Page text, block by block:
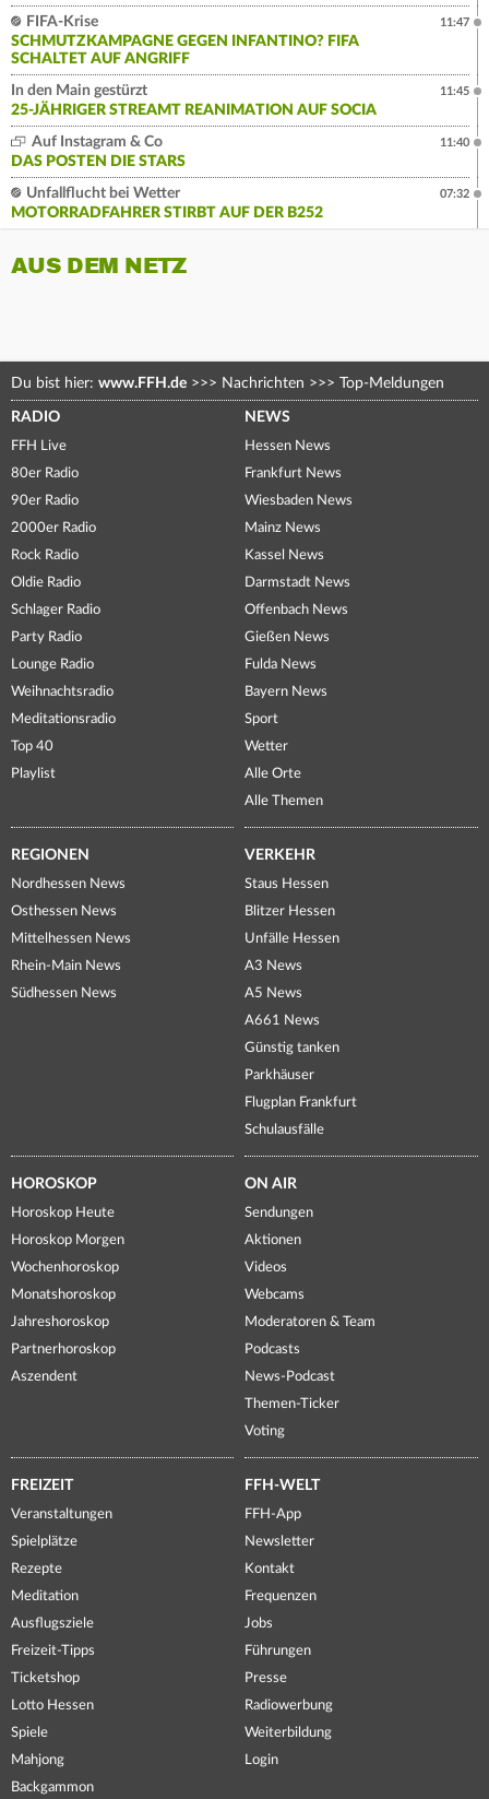
FIFA-Krise
SCHMUTZKAMPAGNE GEGEN INFANTINO? FIFA
SCHALTET AUF ANGRIFF
11:47
In den Main gestürzt
25-JÄHRIGER STREAMT REANIMATION AUF SOCIA
11:45
Auf Instagram & Co
DAS POSTEN DIE STARS
11:40
Unfallflucht bei Wetter
MOTORRADFAHRER STIRBT AUF DER B252
07:32
AUS DEM NETZ
Du bist hier: www.FFH.de >>> Nachrichten >>> Top-Meldungen
RADIO
FFH Live
80er Radio
90er Radio
2000er Radio
Rock Radio
Oldie Radio
Schlager Radio
Party Radio
Lounge Radio
Weihnachtsradio
Meditationsradio
Top 40
Playlist
NEWS
Hessen News
Frankfurt News
Wiesbaden News
Mainz News
Kassel News
Darmstadt News
Offenbach News
Gießen News
Fulda News
Bayern News
Sport
Wetter
Alle Orte
Alle Themen
REGIONEN
Nordhessen News
Osthessen News
Mittelhessen News
Rhein-Main News
Südhessen News
VERKEHR
Staus Hessen
Blitzer Hessen
Unfälle Hessen
A3 News
A5 News
A661 News
Günstig tanken
Parkhäuser
Flugplan Frankfurt
Schulausfälle
HOROSKOP
Horoskop Heute
Horoskop Morgen
Wochenhoroskop
Monatshoroskop
Jahreshoroskop
Partnerhoroskop
Aszendent
ON AIR
Sendungen
Aktionen
Videos
Webcams
Moderatoren & Team
Podcasts
News-Podcast
Themen-Ticker
Voting
FREIZEIT
Veranstaltungen
Spielplätze
Rezepte
Meditation
Ausflugsziele
Freizeit-Tipps
Ticketshop
Lotto Hessen
Spiele
Mahjong
Backgammon
FFH-WELT
FFH-App
Newsletter
Kontakt
Frequenzen
Jobs
Führungen
Presse
Radiowerbung
Weiterbildung
Login